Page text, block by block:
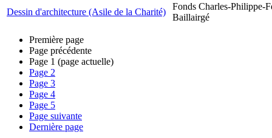
Dessin d'architecture (Asile de la Charité)
Fonds Charles-Philippe-
Baillairgé
Première page
Page précédente
Page 1 (page actuelle)
Page 2
Page 3
Page 4
Page 5
Page suivante
Dernière page